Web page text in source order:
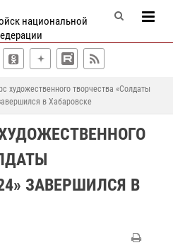
национальной
художественного творчества «Солдаты
в Хабаровске
ЗАВЕРШИЛСЯ В